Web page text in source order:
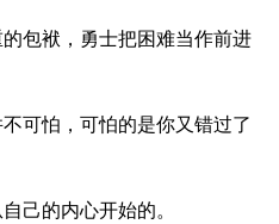
包袱，勇士把困难当作前进
可怕，可怕的是你又错过了
己的内心开始的。